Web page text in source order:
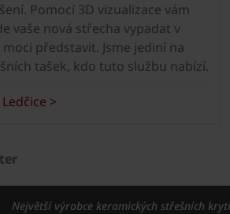
Pomocí 3D vizualizace vám
vaše nová střecha vypadat v
představit. Jsme jediní na
tašek, kdo tuto službu nabízí.
>
Největší výrobce keramických střešních